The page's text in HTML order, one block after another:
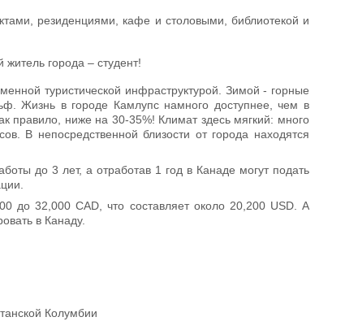
резиденциями, кафе и столовыми, библиотекой и
города – студент!
туристической инфраструктурой. Зимой - горные
Жизнь в городе Камлупс намного доступнее, чем в
правило, ниже на 30-35%! Климат здесь мягкий: много
В непосредственной близости от города находятся
до 3 лет, а отработав 1 год в Канаде могут подать
до 32,000 CAD, что составляет около 20,200 USD. А
в Канаду.
Колумбии